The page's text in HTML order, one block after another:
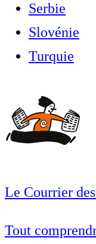
Serbie
Slovénie
Turquie
Le Courrier
Tout